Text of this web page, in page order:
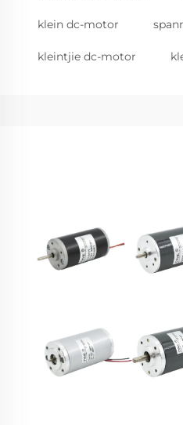
klein dc-motor
kleintjie dc-motor